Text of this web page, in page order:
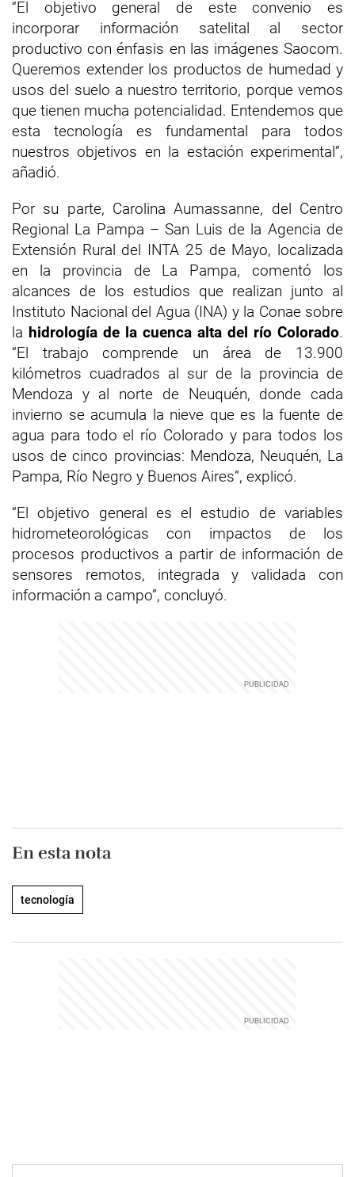
“El objetivo general de este convenio es
incorporar información satelital al sector
productivo con énfasis en las imágenes Saocom.
Queremos extender los productos de humedad y
usos del suelo a nuestro territorio, porque vemos
que tienen mucha potencialidad. Entendemos que
esta tecnología es fundamental para todos
nuestros objetivos en la estación experimental”,
añadió.
Por su parte, Carolina Aumassanne, del Centro
Regional La Pampa – San Luis de la Agencia de
Extensión Rural del INTA 25 de Mayo, localizada
en la provincia de La Pampa, comentó los
alcances de los estudios que realizan junto al
Instituto Nacional del Agua (INA) y la Conae sobre
la hidrología de la cuenca alta del río Colorado.
“El trabajo comprende un área de 13.900
kilómetros cuadrados al sur de la provincia de
Mendoza y al norte de Neuquén, donde cada
invierno se acumula la nieve que es la fuente de
agua para todo el río Colorado y para todos los
usos de cinco provincias: Mendoza, Neuquén, La
Pampa, Río Negro y Buenos Aires”, explicó.
“El objetivo general es el estudio de variables
hidrometeorológicas con impactos de los
procesos productivos a partir de información de
sensores remotos, integrada y validada con
información a campo”, concluyó.
En esta nota
tecnología